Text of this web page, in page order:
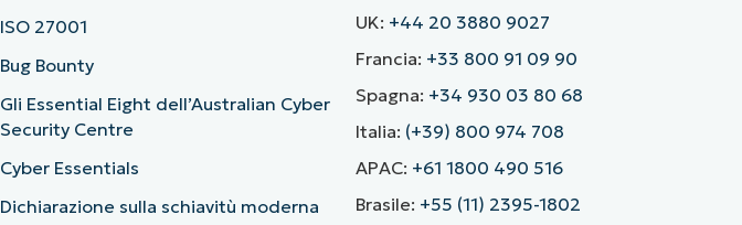
ISO 27001
Bug Bounty
Gli Essential Eight dell’Australian Cyber
Security Centre
Cyber Essentials
Dichiarazione sulla schiavitù moderna
UK: +44 20 3880 9027
Francia: +33 800 91 09 90
Spagna: +34 930 03 80 68
Italia: (+39) 800 974 708
APAC: +61 1800 490 516
Brasile: +55 (11) 2395-1802